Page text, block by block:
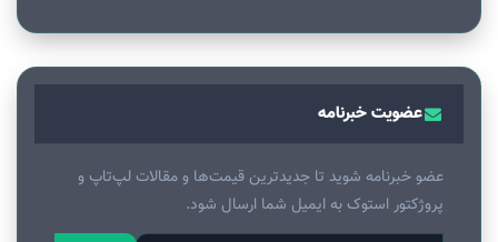
عضویت خبرنامه
عضو خبرنامه شوید تا جدیدترین قیمت‌ها و مقالات لپ‌تاپ و
پروژکتور استوک به ایمیل شما ارسال شود.